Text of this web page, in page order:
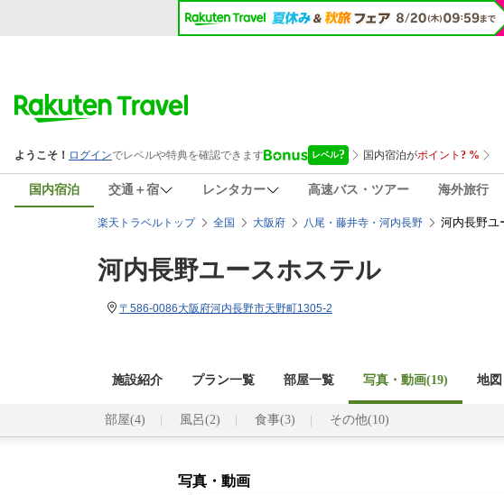
国内宿泊 交通＋宿 レンタカー 高速バス・ツアー 海外旅行
楽天トラベルトップ 全国 大阪府 八尾・藤井寺・河内長野 河内長野ユ
河内長野ユースホステル
〒586-0086大阪府河内長野市天野町1305-2
施設紹介 プラン一覧 部屋一覧 写真・動画(19) 地
部屋(4) 風呂(2) 食事(3) その他(10)
写真・動画